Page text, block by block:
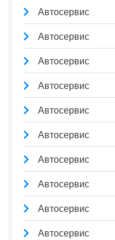
Автосервис
Автосервис
Автосервис
Автосервис
Автосервис
Автосервис
Автосервис
Автосервис
Автосервис
Автосервис